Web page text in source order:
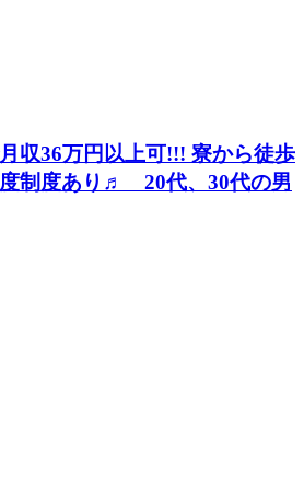
収36万円以上可!!! 寮から徒歩
度制度あり♬ 20代、30代の男